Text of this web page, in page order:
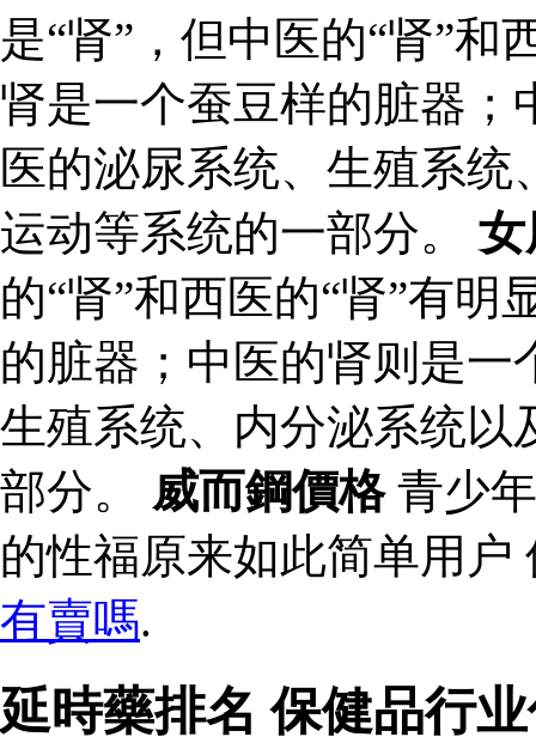
是“肾”，但中医的“肾”和
肾是一个蚕豆样的脏器；
医的泌尿系统、生殖系
运动等系统的一部分。 女
的“肾”和西医的“肾”有
的脏器；中医的肾则是
生殖系统、内分泌系统以
部分。 威而鋼價格青少
的性福原来如此简单用
有賣嗎.
延時藥排名 保健品行